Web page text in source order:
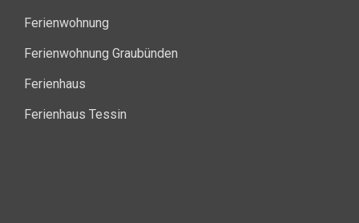
Ferienwohnung
Ferienwohnung Graubünden
Ferienhaus
Ferienhaus Tessin